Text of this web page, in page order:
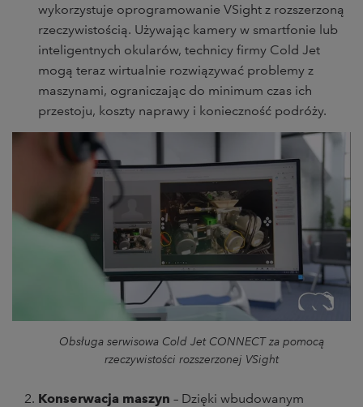
wykorzystuje oprogramowanie VSight z rozszerzoną
rzeczywistością. Używając kamery w smartfonie lub
inteligentnych okularów, technicy firmy Cold Jet
mogą teraz wirtualnie rozwiązywać problemy z
maszynami, ograniczając do minimum czas ich
przestoju, koszty naprawy i konieczność podróży.
Obsługa serwisowa Cold Jet CONNECT za pomocą
rzeczywistości rozszerzonej VSight
Konserwacja maszyn – Dzięki wbudowanym